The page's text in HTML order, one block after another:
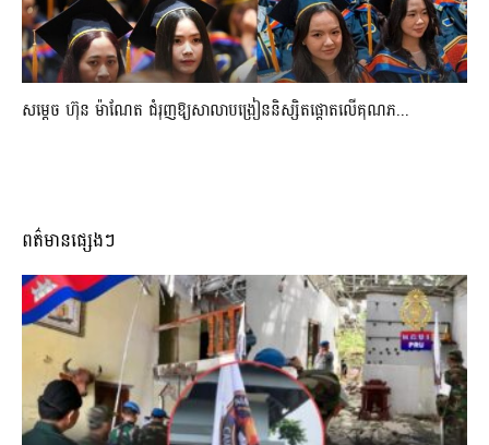
សម្តេច ហ៊ុន ម៉ាណែត ជំរុញឱ្យសាលាបង្រៀននិស្សិតផ្តោតលើគុណភ...
ពត៌មានផ្សេងៗ